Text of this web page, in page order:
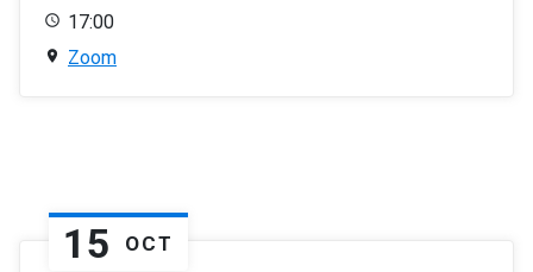
17:00
Zoom
15 OCT